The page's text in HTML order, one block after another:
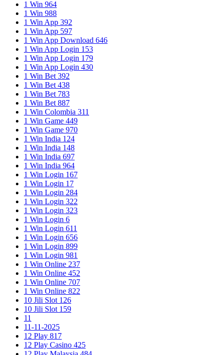
1 Win 964
1 Win 988
1 Win App 392
1 Win App 597
1 Win App Download 646
1 Win App Login 153
1 Win App Login 179
1 Win App Login 430
1 Win Bet 392
1 Win Bet 438
1 Win Bet 783
1 Win Bet 887
1 Win Colombia 311
1 Win Game 449
1 Win Game 970
1 Win India 124
1 Win India 148
1 Win India 697
1 Win India 964
1 Win Login 167
1 Win Login 17
1 Win Login 284
1 Win Login 322
1 Win Login 323
1 Win Login 6
1 Win Login 611
1 Win Login 656
1 Win Login 899
1 Win Login 981
1 Win Online 237
1 Win Online 452
1 Win Online 707
1 Win Online 822
10 Jili Slot 126
10 Jili Slot 159
11
11-11-2025
12 Play 817
12 Play Casino 425